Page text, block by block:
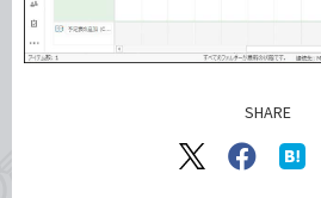
SHARE
X（旧
Facebook